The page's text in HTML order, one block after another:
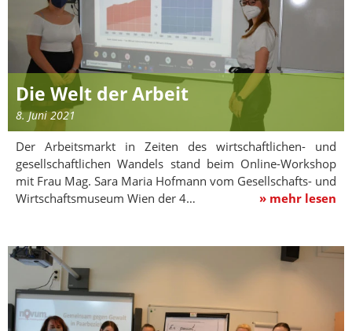
Die Welt der Arbeit
8. Juni 2021
Der Arbeitsmarkt in Zeiten des wirtschaftlichen- und
gesellschaftlichen Wandels stand beim Online-Workshop
mit Frau Mag. Sara Maria Hofmann vom Gesellschafts- und
Wirtschaftsmuseum Wien der 4…
» mehr lesen